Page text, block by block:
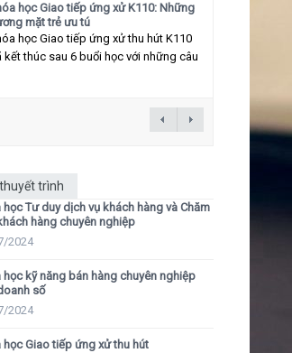
học Giao tiếp ứng xử K110: Những
mặt trẻ ưu tú
học Giao tiếp ứng xử thu hút K110
kết thúc sau 6 buổi học với những câu
trình
học Tư duy dịch vụ khách hàng và Chăm
hàng chuyên nghiệp
2024
học kỹ năng bán hàng chuyên nghiệp
số
2024
học Giao tiếp ứng xử thu hút